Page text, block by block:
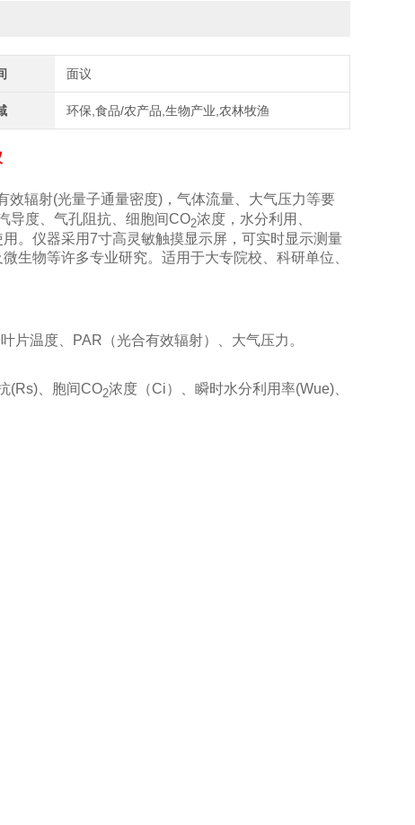
面议
环保,食品/农产品,生物产业,农林牧渔
效辐射(光量子通量密度) ，气体流量、大气压力等要
导度、气孔阻抗、细胞间CO2浓度，水分利用、
。 仪器采用7寸高灵敏触摸显示屏，可实时显示测量
生物等许多专业研究。适用于大专院校、科研单位、
片温度、 PAR （光合有效辐射）、大气压力。
(Rs) 、胞间CO2浓度（Ci）、瞬时水分利用率(Wue)